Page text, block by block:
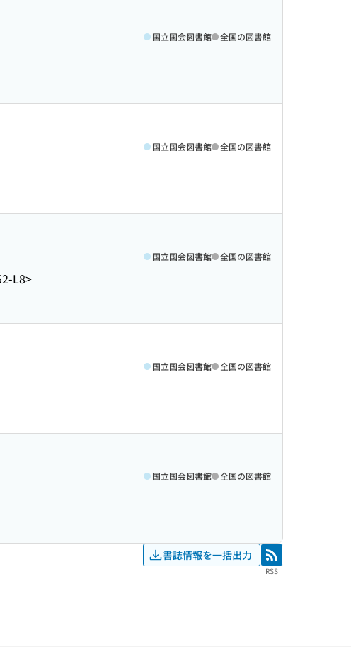
国立国会図書館 全国の図書館
国立国会図書館 全国の図書館
L8>
国立国会図書館 全国の図書館
国立国会図書館 全国の図書館
国立国会図書館 全国の図書館
書誌情報を一括出力 RSS
RSS